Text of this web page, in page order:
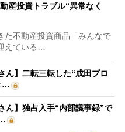
産投資トラブル“異常なく
不動産投資商品「みんなで
えている…
ん】二転三転した“成田プロ
…
ん】独占入手“内部議事録”で